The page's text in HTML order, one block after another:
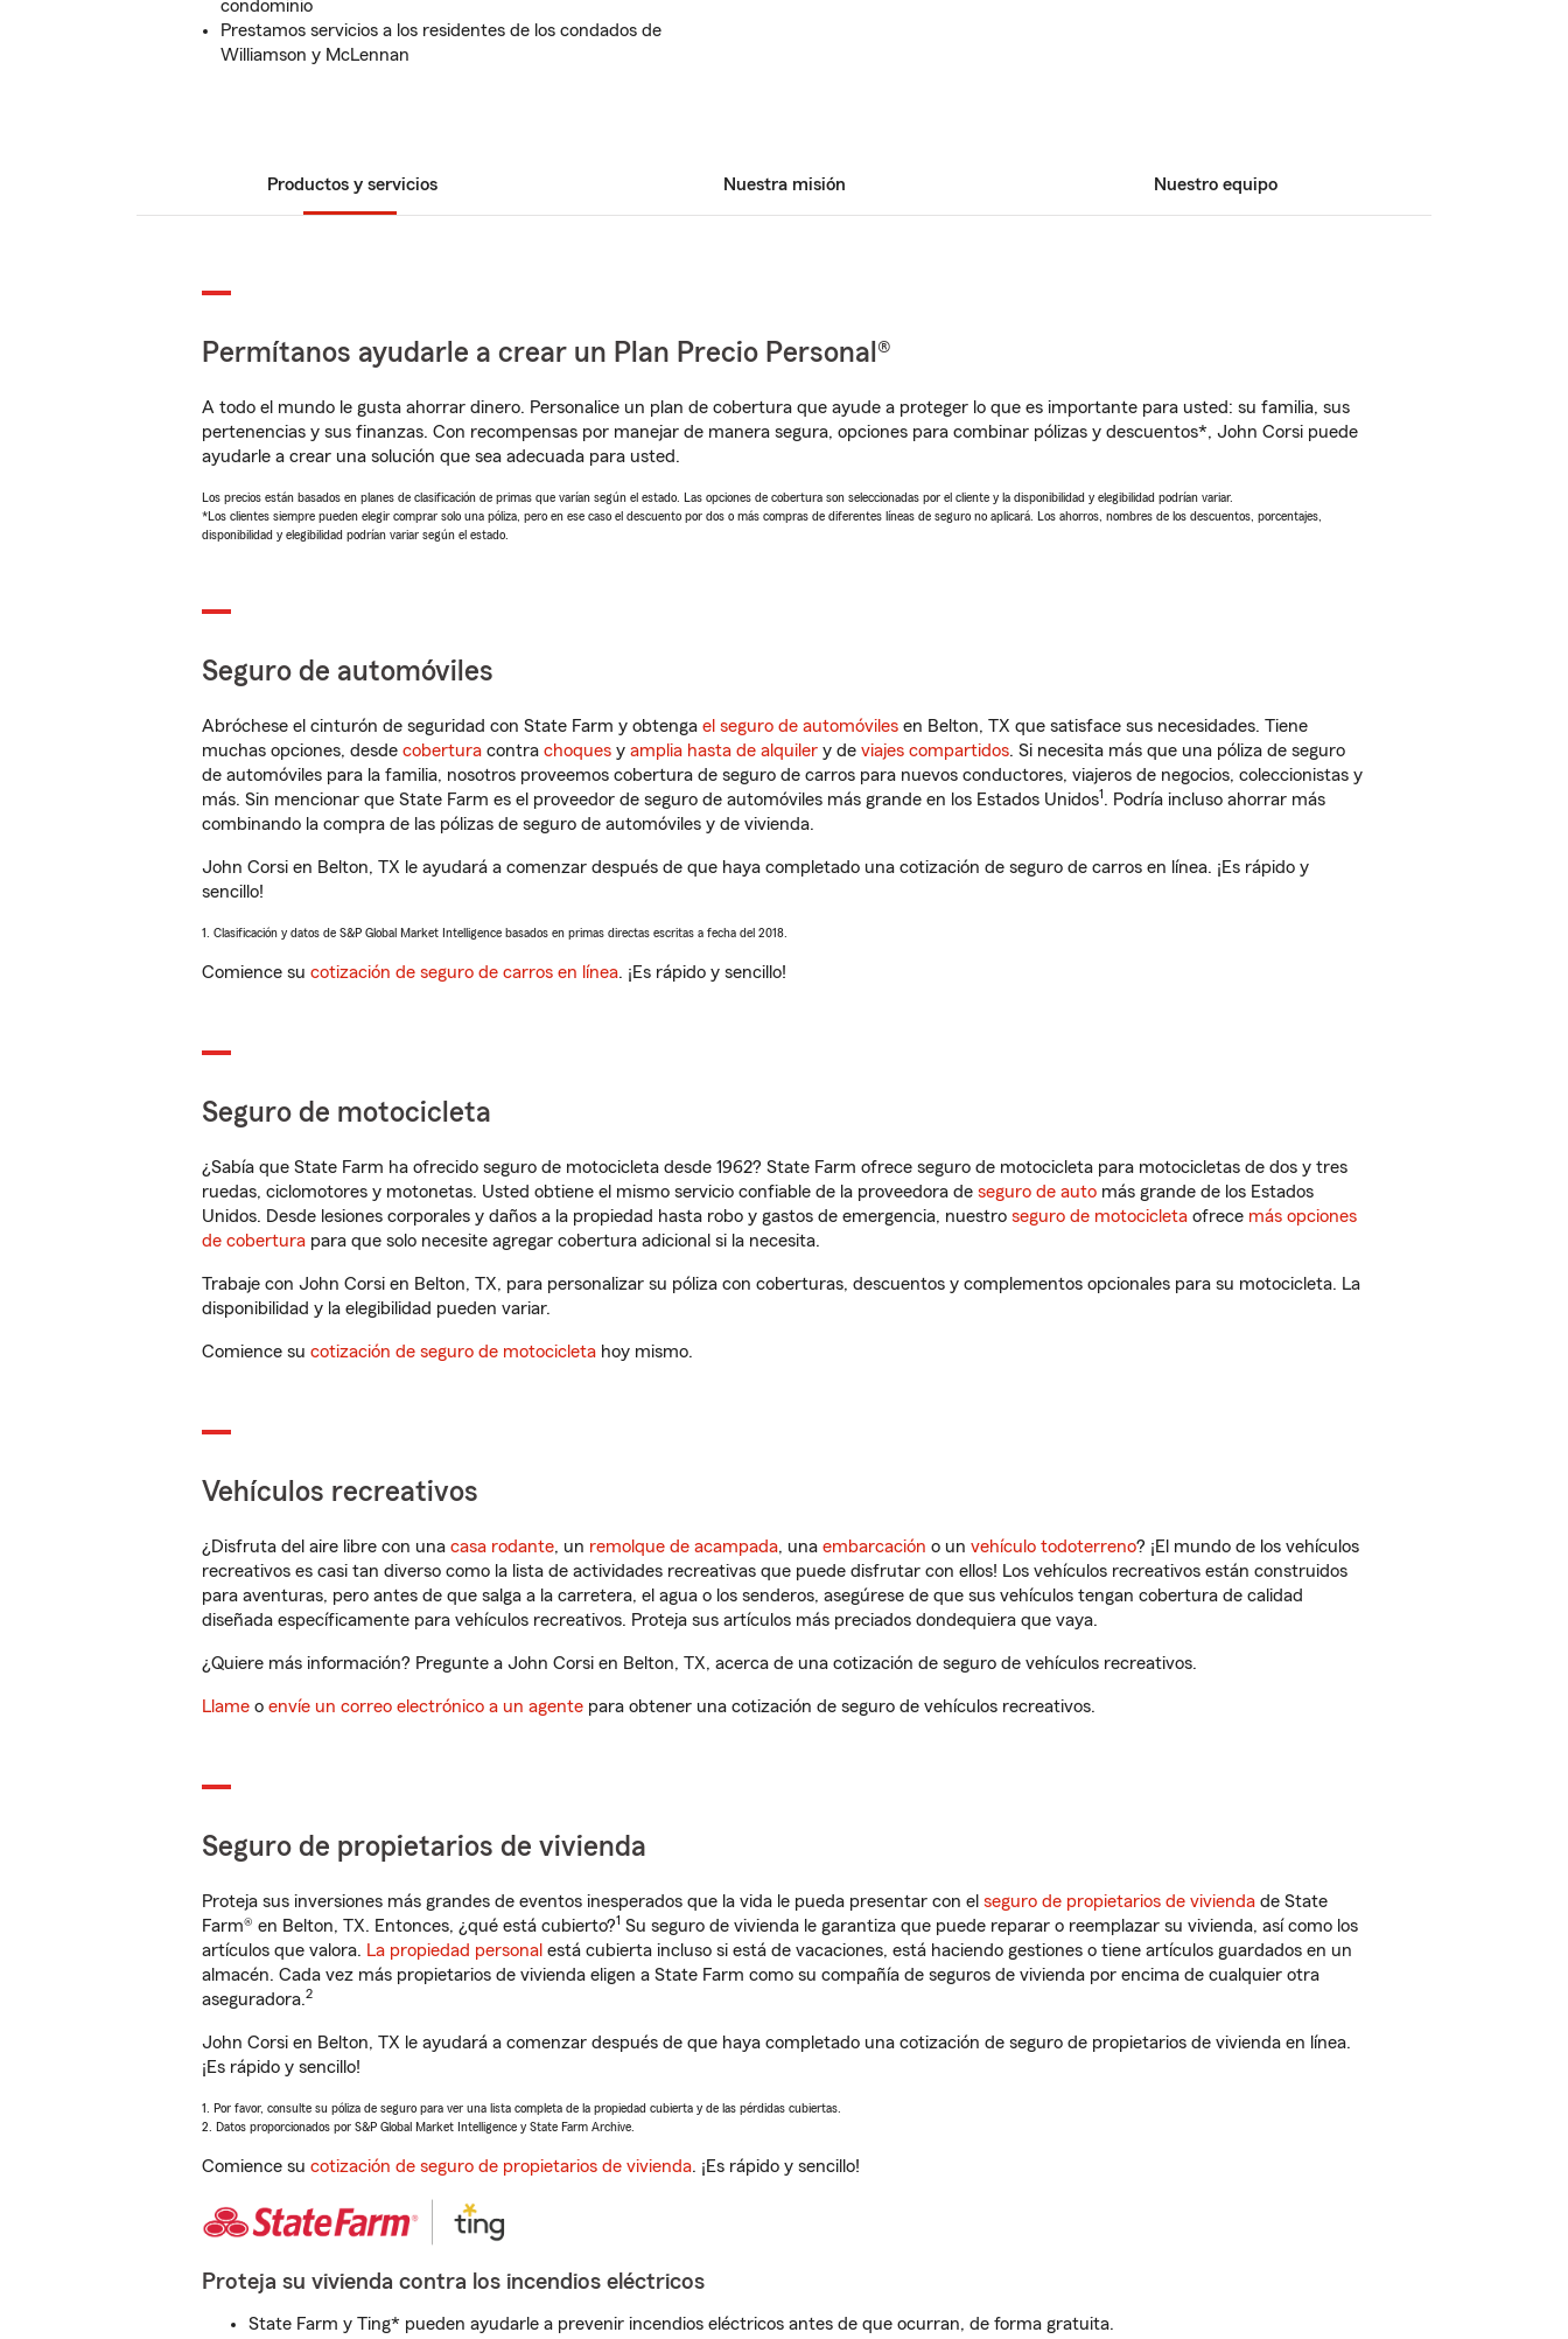
condominio
Prestamos servicios a los residentes de los condados de
Williamson y McLennan
Productos y servicios Nuestra misión Nuestro equipo
Permítanos ayudarle a crear un Plan Precio Personal®
A todo el mundo le gusta ahorrar dinero. Personalice un plan de cobertura que ayude a proteger lo que es importante para usted: su familia, sus
pertenencias y sus finanzas. Con recompensas por manejar de manera segura, opciones para combinar pólizas y descuentos*, John Corsi puede
ayudarle a crear una solución que sea adecuada para usted.
Los precios están basados en planes de clasificación de primas que varían según el estado. Las opciones de cobertura son seleccionadas por el cliente y la disponibilidad y elegibilidad podrían variar.
*Los clientes siempre pueden elegir comprar solo una póliza, pero en ese caso el descuento por dos o más compras de diferentes líneas de seguro no aplicará. Los ahorros, nombres de los descuentos, porcentajes,
disponibilidad y elegibilidad podrían variar según el estado.
Seguro de automóviles
Abróchese el cinturón de seguridad con State Farm y obtenga el seguro de automóviles en Belton, TX que satisface sus necesidades. Tiene
muchas opciones, desde cobertura contra choques y amplia hasta de alquiler y de viajes compartidos. Si necesita más que una póliza de seguro
de automóviles para la familia, nosotros proveemos cobertura de seguro de carros para nuevos conductores, viajeros de negocios, coleccionistas y
más. Sin mencionar que State Farm es el proveedor de seguro de automóviles más grande en los Estados Unidos1. Podría incluso ahorrar más
combinando la compra de las pólizas de seguro de automóviles y de vivienda.
John Corsi en Belton, TX le ayudará a comenzar después de que haya completado una cotización de seguro de carros en línea. ¡Es rápido y
sencillo!
1. Clasificación y datos de S&P Global Market Intelligence basados en primas directas escritas a fecha del 2018.
Comience su cotización de seguro de carros en línea. ¡Es rápido y sencillo!
Seguro de motocicleta
¿Sabía que State Farm ha ofrecido seguro de motocicleta desde 1962? State Farm ofrece seguro de motocicleta para motocicletas de dos y tres
ruedas, ciclomotores y motonetas. Usted obtiene el mismo servicio confiable de la proveedora de seguro de auto más grande de los Estados
Unidos. Desde lesiones corporales y daños a la propiedad hasta robo y gastos de emergencia, nuestro seguro de motocicleta ofrece más opciones
de cobertura para que solo necesite agregar cobertura adicional si la necesita.
Trabaje con John Corsi en Belton, TX, para personalizar su póliza con coberturas, descuentos y complementos opcionales para su motocicleta. La
disponibilidad y la elegibilidad pueden variar.
Comience su cotización de seguro de motocicleta hoy mismo.
Vehículos recreativos
¿Disfruta del aire libre con una casa rodante, un remolque de acampada, una embarcación o un vehículo todoterreno? ¡El mundo de los vehículos
recreativos es casi tan diverso como la lista de actividades recreativas que puede disfrutar con ellos! Los vehículos recreativos están construidos
para aventuras, pero antes de que salga a la carretera, el agua o los senderos, asegúrese de que sus vehículos tengan cobertura de calidad
diseñada específicamente para vehículos recreativos. Proteja sus artículos más preciados dondequiera que vaya.
¿Quiere más información? Pregunte a John Corsi en Belton, TX, acerca de una cotización de seguro de vehículos recreativos.
Llame o envíe un correo electrónico a un agente para obtener una cotización de seguro de vehículos recreativos.
Seguro de propietarios de vivienda
Proteja sus inversiones más grandes de eventos inesperados que la vida le pueda presentar con el seguro de propietarios de vivienda de State
Farm® en Belton, TX. Entonces, ¿qué está cubierto?1 Su seguro de vivienda le garantiza que puede reparar o reemplazar su vivienda, así como los
artículos que valora. La propiedad personal está cubierta incluso si está de vacaciones, está haciendo gestiones o tiene artículos guardados en un
almacén. Cada vez más propietarios de vivienda eligen a State Farm como su compañía de seguros de vivienda por encima de cualquier otra
aseguradora.2
John Corsi en Belton, TX le ayudará a comenzar después de que haya completado una cotización de seguro de propietarios de vivienda en línea.
¡Es rápido y sencillo!
1. Por favor, consulte su póliza de seguro para ver una lista completa de la propiedad cubierta y de las pérdidas cubiertas.
2. Datos proporcionados por S&P Global Market Intelligence y State Farm Archive.
Comience su cotización de seguro de propietarios de vivienda. ¡Es rápido y sencillo!
Proteja su vivienda contra los incendios eléctricos
State Farm y Ting* pueden ayudarle a prevenir incendios eléctricos antes de que ocurran, de forma gratuita.